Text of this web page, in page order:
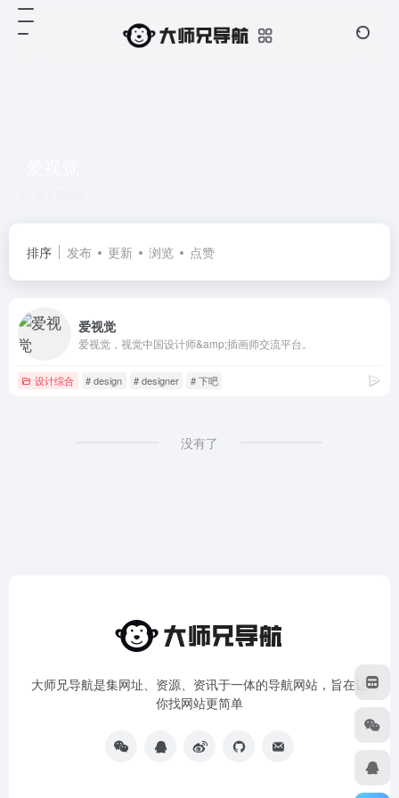
排序 发布 更新 浏览 点赞
爱视觉
爱视觉，视觉中国设计师&amp;插画师交流平台。
设计综合 # design # designer # 下吧
没有了
大师兄导航是集网址、资源、资讯于一体的导航网站，旨在让
你找网站更简单